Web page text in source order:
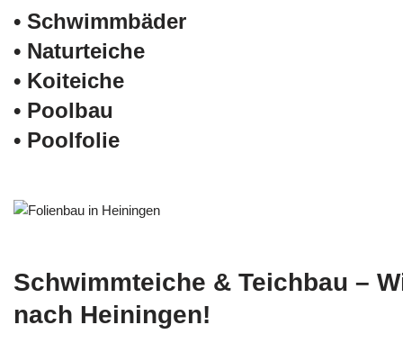
• Schwimm­bäder
• Naturteiche
• Koiteiche
• Poolbau
• Poolfolie
Schwimmteiche & Teichbau –
nach Heiningen!